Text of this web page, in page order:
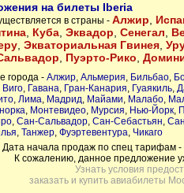
на билеты Iberia
в страны - Алжир
, Куба, Эквадор Сенегал
, Экваториальная Гвинея,
Пуэрто-Рико
города - Алжир, Альмерия, Бильбао,
Виго, Гавана, Гран-Канария, Гуаякиль,
, Лима, Мадрид, Майами, Малабо,
, Монтевидео, Мурсия, Нью-Йорк,
, Сан-Сальвадор, Сан-Себастьян,
, Танжер, Фуэртевентура, Чикаго
Дата начала продаж по спец тарифам
К сожалению, данное предложение
Узнать условия
заказать и купить авиабилеты